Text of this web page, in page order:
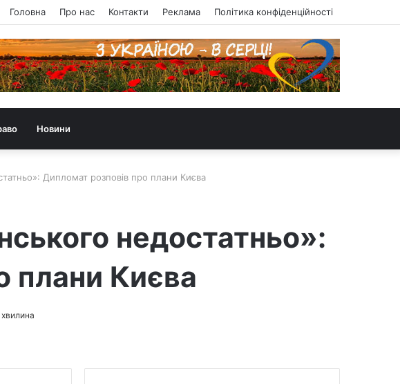
Головна Про нас Контакти Реклама Політика конфіденційності
Новини
Дипломат розповів про плани Києва
недостатньо»:
плани Києва